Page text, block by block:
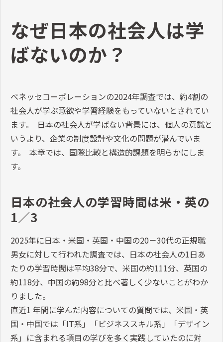
なぜ日本の社会人は学
ばないのか？
べネッセコーポレーションの2024年調査では、約4割の
社会人が学ぶ意欲や学習経験をもっていないとされてい
ます。 日本の社会人が学ばない背景には、個人の意識と
いうより、企業の制度設計や文化の問題が潜んでいま
す。 本章では、国際比較と構造的課題を明らかにしま
す。
日本の社会人の学習時間は米・英の
1／3
2025年に日本・米国・英国・中国の20－30代の正規職
男女に対して行われた調査では、日本の社会人の1日あ
たりの学習時間は平均38分で、米国の約111分、英国の
約118分、中国の約98分と比べ著しく少ないことがわか
りました。
直近1 年間に学んだ内容についての質問では、米国・英
国・中国では「IT系」「ビジネススキル系」「デザイン
系」に含まれる項目の学びを多く実践していたのに対